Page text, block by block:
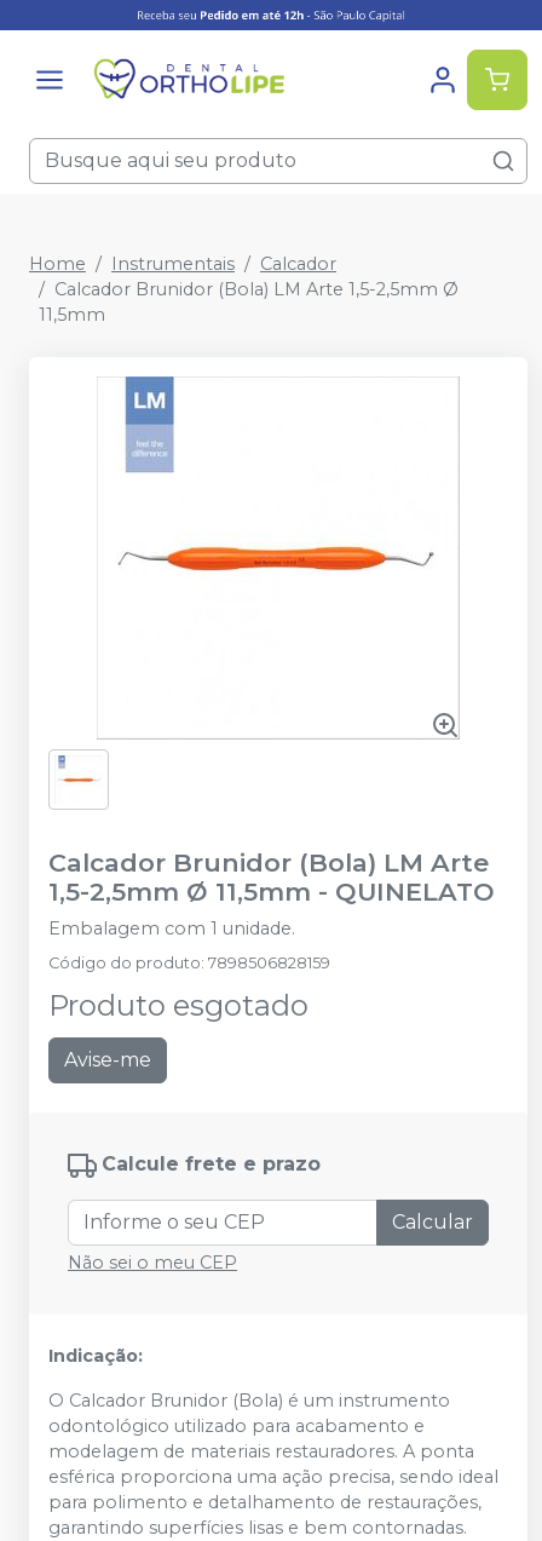
Home Instrumentais
Calcador
Calcador Brunidor (Bola) LM Arte 1,5-2,5mm Ø
11,5mm
Calcador Brunidor (Bola) LM Arte
1,5-2,5mm Ø 11,5mm - QUINELATO
Embalagem com 1 unidade.
Código do produto: 7898506828159
Produto esgotado
Avise-me
Calcule frete e prazo
Calcular
Não sei o meu CEP
Indicação:
O Calcador Brunidor (Bola) é um instrumento
odontológico utilizado para acabamento e
modelagem de materiais restauradores. A ponta
esférica proporciona uma ação precisa, sendo ideal
para polimento e detalhamento de restaurações,
garantindo superfícies lisas e bem contornadas.